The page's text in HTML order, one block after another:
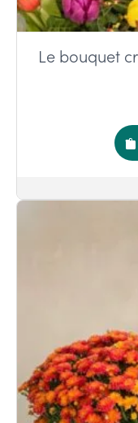
Le bouquet